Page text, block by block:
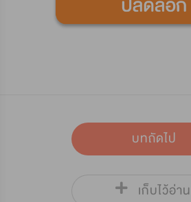
บทถัดไป
เก็บไว้อ่าน